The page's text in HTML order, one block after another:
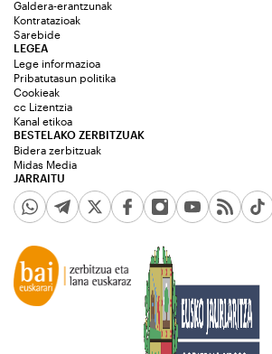
Galdera-erantzunak
Kontratazioak
Sarebide
JARRAITU
LEGEA
Lege informazioa
Pribatutasun politika
Cookieak
cc Lizentzia
Kanal etikoa
BESTELAKO ZERBITZUAK
Bidera zerbitzuak
Midas Media